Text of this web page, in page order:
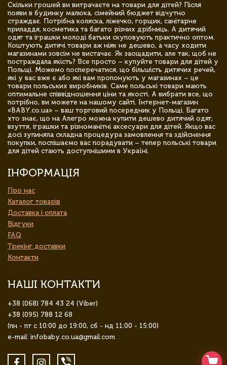
Скільки грошей ви витрачаєте на товари для дітей? Після
появи в будинку малюка, сімейний бюджет відчутно
страждає. Потрібна коляска, ліжечко, горщик, санітарне
приладдя, косметика та багато різних дрібниць. А дитячий
одяг та іграшки молоді батьки скуповують практично оптом.
Коштують дитячі товари аж ніяк не дешево, а часу ходити
магазинами зовсім не вистачає. Як заощадити, але так, щоб не
постраждала якість? Все просто – купуйте товари для дітей у
Польщі. Можемо посперечатися, що більшість дитячих речей,
які у вас вже є або які вам пропонують у магазинах – це
товари польських виробників. Саме польські товари мають
оптимальне співвідношення ціни та якості. А вибрати все, що
потрібно, ви можете на нашому сайті. Інтернет-магазин
«BABY.co.ua» – ваш торговий посередник у Польщі. Багато
хто знає, що на Алегро можна купити дешево дитячий одяг,
взуття, іграшки та різноманітні аксесуари для дітей. Якщо вас
досі зупиняла складна процедура замовлення та здійснення
покупки, поспішаємо вас порадувати – тепер польські товари
для дітей стають доступнішими в Україні.
ІНФОРМАЦІЯ
Про нас
Каталог товарів
Доставка і оплата
Відгуки
FAQ
Трекінг доставки
Контакти
НАШІ КОНТАКТИ
+38 (068) 784 43 24 (Viber)
+38 (095) 788 12 68
(пн - пт с 10:00 до 19:00, сб - нд 11:00 - 15:00)
e-mail: infobaby.co.ua@gmail.com